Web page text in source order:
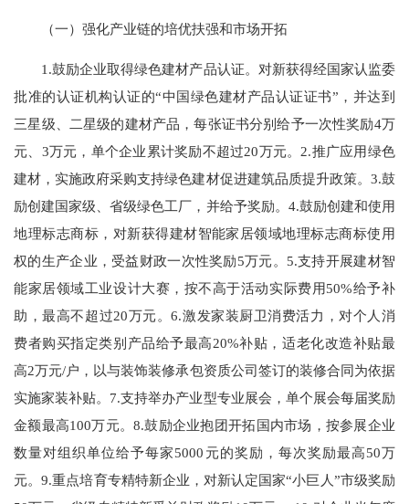
（一）强化产业链的培优扶强和市场开拓
1.鼓励企业取得绿色建材产品认证。对新获得经国家认监委
批准的认证机构认证的“中国绿色建材产品认证证书”，并达到
三星级、二星级的建材产品，每张证书分别给予一次性奖励4万
元、3万元，单个企业累计奖励不超过20万元。2.推广应用绿色
建材，实施政府采购支持绿色建材促进建筑品质提升政策。3.鼓
励创建国家级、省级绿色工厂，并给予奖励。4.鼓励创建和使用
地理标志商标，对新获得建材智能家居领域地理标志商标使用
权的生产企业，受益财政一次性奖励5万元。5.支持开展建材智
能家居领域工业设计大赛，按不高于活动实际费用50%给予补
助，最高不超过20万元。6.激发家装厨卫消费活力，对个人消
费者购买指定类别产品给予最高20%补贴，适老化改造补贴最
高2万元/户，以与装饰装修承包资质公司签订的装修合同为依据
实施家装补贴。7.支持举办产业型专业展会，单个展会每届奖励
金额最高100万元。8.鼓励企业抱团开拓国内市场，按参展企业
数量对组织单位给予每家5000元的奖励，每次奖励最高50万
元。9.重点培育专精特新企业，对新认定国家“小巨人”市级奖励